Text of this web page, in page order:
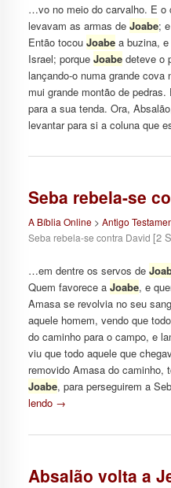
…vo no meio do carvalho. E o
levavam as armas de Joabe;
Então tocou Joabea buzina, e
Israel; porque Joabedeteve o
lançando-o numa grande cova
mui grande montão de
para a sua tenda. Ora,
levantar para si a coluna que
Seba rebela-se
A Bíblia Online> Antigo
Seba rebela-se contra David [2
…em dentre os servos de
Quem favorece a Joabe, e
Amasa se revolvia no seu
aquele homem, vendo que
do caminho para o campo, e
viu que todo aquele que
removido Amasa do caminho,
Joabe, para perseguirem a
lendo →
Absalão volta a